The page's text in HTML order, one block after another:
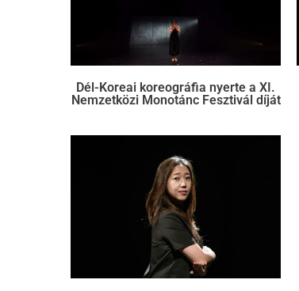
Dél-Koreai koreográfia nyerte a XI.
Nemzetközi Monotánc Fesztivál díját